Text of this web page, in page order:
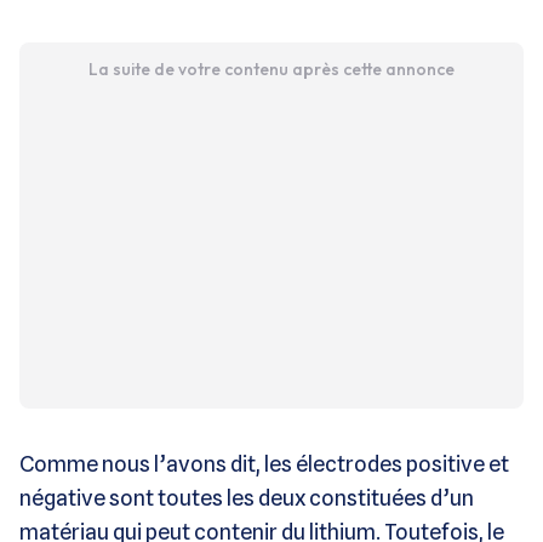
La suite de votre contenu après cette annonce
Comme nous l’avons dit, les électrodes positive et
négative sont toutes les deux constituées d’un
matériau qui peut contenir du lithium. Toutefois, le